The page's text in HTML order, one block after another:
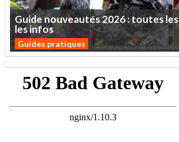
Guidenouveautés2026:toutesles
lesinfos
Guides pratiques